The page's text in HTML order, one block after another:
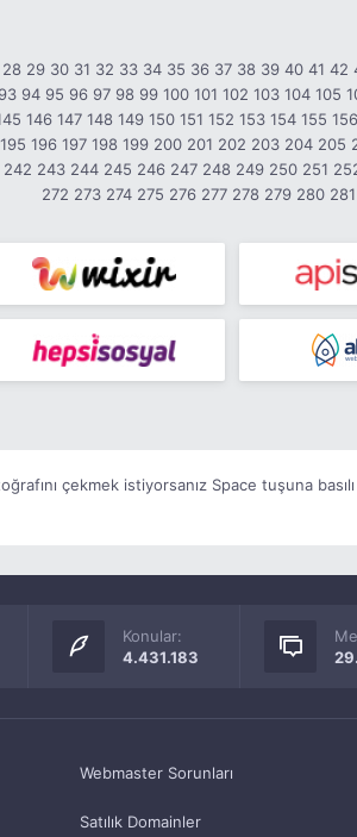
28 29 30 31 32 33 34 35 36 37 38 39 40 41 42
93 94 95 96 97 98 99 100 101 102 103 104 105
146 147 148 149 150 151 152 153 154 155 156
195 196 197 198 199 200 201 202 203 204 205
242 243 244 245 246 247 248 249 250 251
272 273 274 275 276 277 278 279 280 281
çekmek istiyorsanız Space tuşuna basılı
Konular:
4.431.183
Webmaster Sorunları
Satılık Domainler